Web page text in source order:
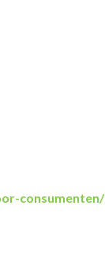
consumenten/